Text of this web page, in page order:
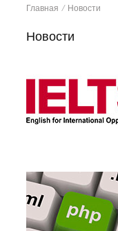
Главная / Новости
Новости